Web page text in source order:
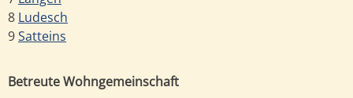
8 Ludesch
9Satteins
Betreute Wohngemeinschaft